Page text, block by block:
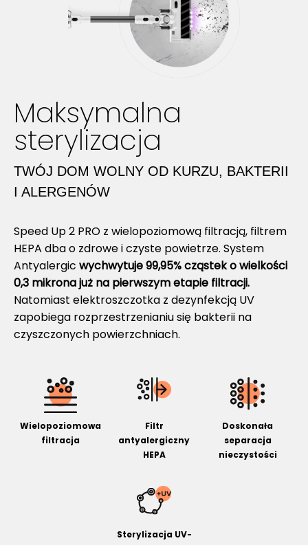
Maksymalna
sterylizacja
TWÓJ DOM WOLNY OD KURZU, BAKTERII
I ALERGENÓW
Speed Up 2 PRO z wielopoziomową filtracją, filtrem
HEPA dba o zdrowe i czyste powietrze. System
Antyalergic wychwytuje 99,95% cząstek o wielkości
0,3 mikrona już na pierwszym etapie filtracji.
Natomiast elektroszczotka z dezynfekcją UV
zapobiega rozprzestrzenianiu się bakterii na
czyszczonych powierzchniach.
Wielopoziomowa
filtracja
Filtr
antyalergiczny
HEPA
Doskonała
separacja
nieczystości
Sterylizacja UV-